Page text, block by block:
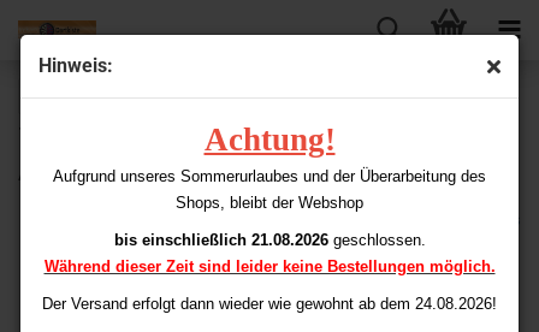
Hinweis:
Achtung!
Aufgrund unseres Sommerurlaubes und der Überarbeitung des
Shops, bleibt der Webshop
bis einschließlich 21.08.2026geschlossen.
Während dieser Zeit sind leider keine Bestellungen möglich.
Der Versand erfolgt dann wieder wie gewohnt ab dem 24.08.2026!
« Erster « zurück weiter »
Letzter »
Artikel in dieser Kategorie
Ameri-Thon 110 Standard Hund